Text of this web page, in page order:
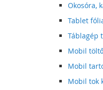
Okosóra,
Tablet
Táblagép
Mobil
Mobil
Mobil tok